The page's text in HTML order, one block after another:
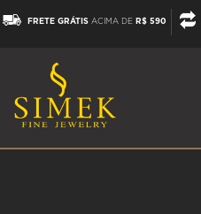
FRETE GRÁTIS ACIMA DE R$ 590